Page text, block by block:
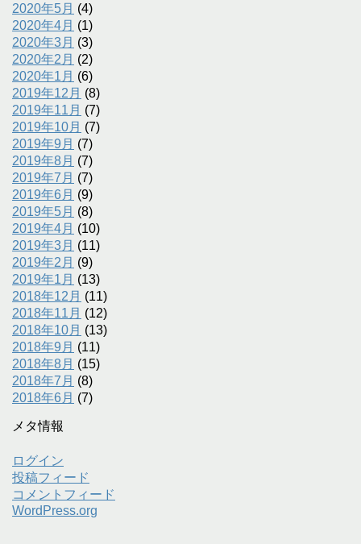
2020年5月 (4)
2020年4月 (1)
2020年3月 (3)
2020年2月 (2)
2020年1月 (6)
2019年12月 (8)
2019年11月 (7)
2019年10月 (7)
2019年9月 (7)
2019年8月 (7)
2019年7月 (7)
2019年6月 (9)
2019年5月 (8)
2019年4月 (10)
2019年3月 (11)
2019年2月 (9)
2019年1月 (13)
2018年12月 (11)
2018年11月 (12)
2018年10月 (13)
2018年9月 (11)
2018年8月 (15)
2018年7月 (8)
2018年6月 (7)
メタ情報
ログイン
投稿フィード
コメントフィード
WordPress.org